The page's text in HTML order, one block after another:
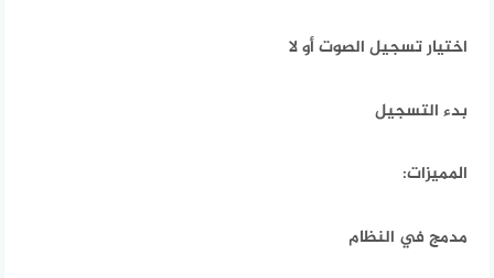
اختيار تسجيل الصوت أو لا
بدء التسجيل
المميزات:
مدمج في النظام